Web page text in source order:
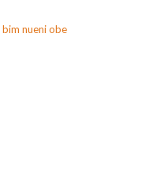
nueni obe